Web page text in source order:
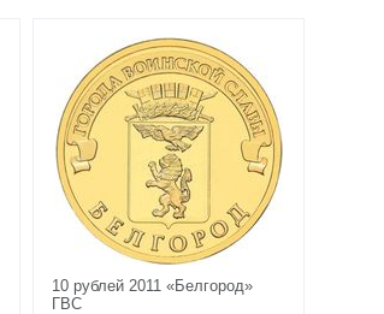
10 рублей 2011 «Белгород»
ГВС